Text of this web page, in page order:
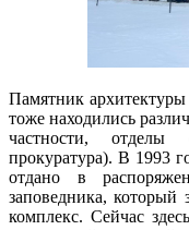
Памятник
тоже находились
частности, отделы
прокуратура). В 1993
отдано в
заповедника, который
комплекс. Сейчас